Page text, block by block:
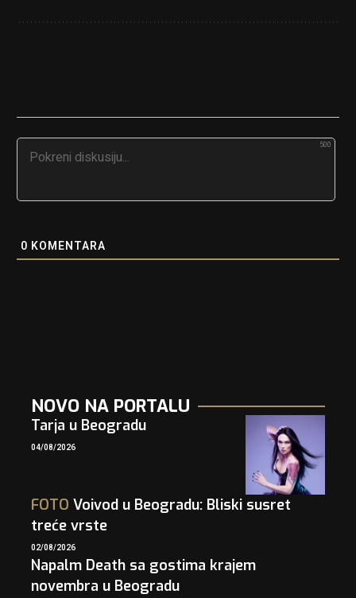
500
0 KOMENTARA
NOVO NA PORTALU
Tarja u Beogradu
04/08/2026
FOTO Voivod u Beogradu: Bliski susret
treće vrste
02/08/2026
Napalm Death sa gostima krajem
novembra u Beogradu